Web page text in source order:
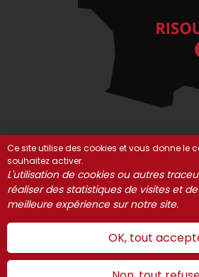
© Risoul 2021-2025 Mentions
Gestion des
Ce site utilise des cookies et vous donne le
souhaitez activer.
L'utilisation de cookies ou autres
réaliser des statistiques de visites et
meilleure expérience sur notre site.
OK, tout